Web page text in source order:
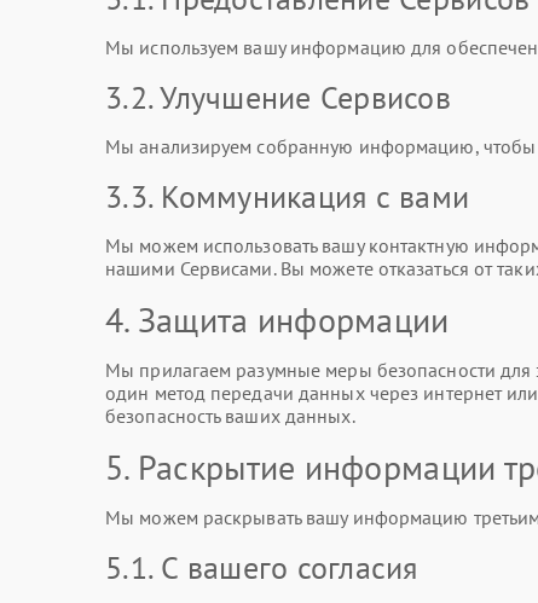
Мы используем вашу информацию для
3.2. Улучшение Сервисов
Мы анализируем собранную информацию, чтобы
3.3. Коммуникация с вами
Мы можем использовать вашу контактную
нашими Сервисами. Вы можете отказаться от
4. Защита информации
Мы прилагаем разумные меры безопасности
один метод передачи данных через интернет
безопасность ваших данных.
5. Раскрытие информации
Мы можем раскрывать вашу информацию
5.1. С вашего согласия